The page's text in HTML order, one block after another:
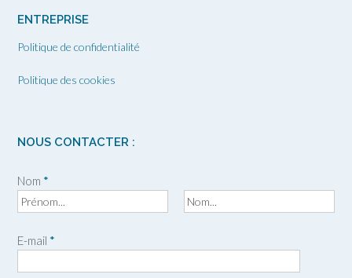
ENTREPRISE
Politique de confidentialité
Politique des cookies
NOUS CONTACTER :
Nom *
é
E-mail *